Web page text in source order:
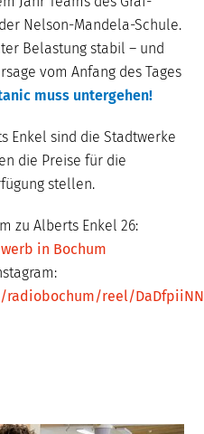
Nelson-Mandela-Schule.
Belastung stabil – und
vom Anfang des Tages
muss untergehen!
Enkel sind die Stadtwerke
die Preise für die
stellen.
zu Alberts Enkel 26:
in Bochum
radiobochum/reel/